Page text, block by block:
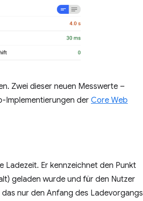
Zwei dieser neuen Messwerte –
Implementierungen der Core Web
Ladezeit. Er kennzeichnet den Punkt
geladen wurde und für den Nutzer
nur den Anfang des Ladevorgangs